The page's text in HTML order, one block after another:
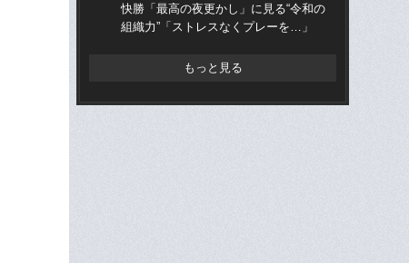
快勝「最高の夜更かし」に見る“令和の
組織力”「ストレスなくプレーを…」
もっと見る